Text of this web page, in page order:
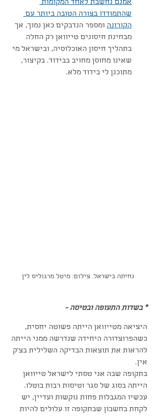
אמנם נחשבת לאחד המקומות
שהתמודדו בצורה הטובה ביותר עם
הקורונה ומספר הנדבקים כאן נמוך, אך
מבחינת חיסונים טייוואן רק החלה
בתהליך חיסון האוכלוסיה, ובישראל מי
שאינו מחוסן מחויב בבידוד. בקיצור,
מתוכנן לי בידוד מלא.
נחיתה בישראל. צילום: מיטל מרגוליס לין
* בשדות התעופה ובטיסה -
היציאה מטייוואן הייתה פשוטה יחסית,
כשהפרוצדורה היחידה שנדרשה ממני הייתה
להראות את תוצאות הבדיקה השלילית בצ'ק
אין.
בתקופה שבה אני טסתי לישראל טייוואן
הייתה בסוג של סגר וטיסות רבות בוטלו.
עכשיו המגבלות פחות נוקשות ועדיין, יש
לקחת בחשבון שבתקופה זו עלולים להיות